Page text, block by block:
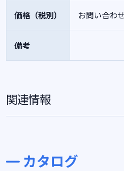
価格（税別） お問い合わ
備考
関連情報
カタログ